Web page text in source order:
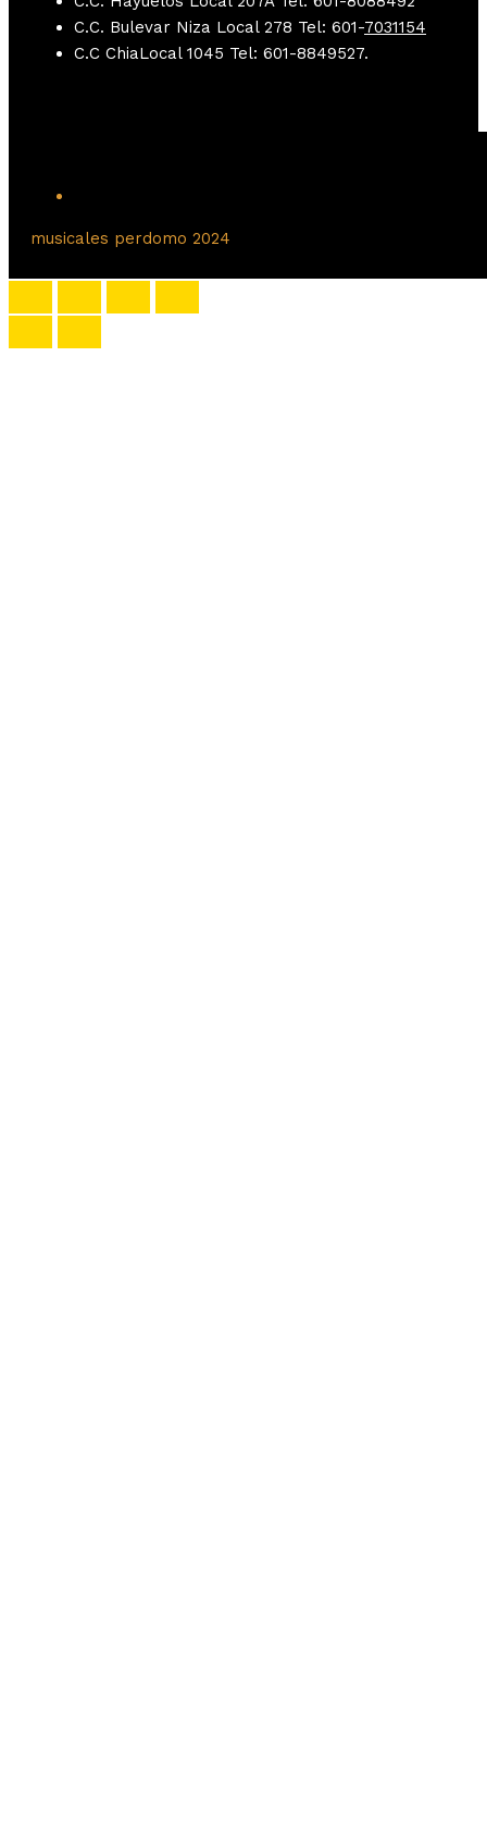
C.C. Bulevar Niza Local 278 Tel: 601-7031154
C.C ChiaLocal 1045 Tel: 601-8849527.
musicales perdomo 2024